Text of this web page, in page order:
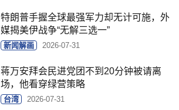
特朗普手握全球最强军力却无计可施，外
媒揭美伊战争“无解三选一”
新闻解画 2026-07-31
蒋万安拜会民进党团不到20分钟被请离
场，他看穿绿营策略
台湾 2026-07-31